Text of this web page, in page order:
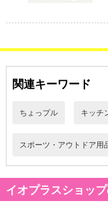
レンズを下ろすだけで普
もちろん、老眼鏡のレン
ピックアップ（跳ね上げ
運転中、ゴルフ中、釣り
[Point2] 眩しさを抑える
関連キーワード
ちょっプル キッチ
スポーツ・アウトドア用
イオプラスショッ